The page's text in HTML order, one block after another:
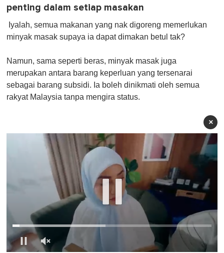
penting dalam setiap masakan
Iyalah, semua makanan yang nak digoreng memerlukan
minyak masak supaya ia dapat dimakan betul tak?
Namun, sama seperti beras, minyak masak juga
merupakan antara barang keperluan yang tersenarai
sebagai barang subsidi. Ia boleh dinikmati oleh semua
rakyat Malaysia tanpa mengira status.
×